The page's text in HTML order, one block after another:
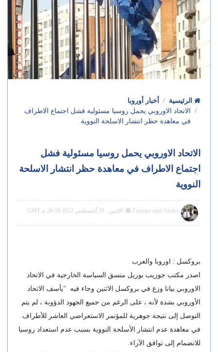
أخبار أوروبا
الاتحاد الاوروبي يحمل روسيا مسئولية فشل اجتماع الاطراف
في معاهدة حظر انتشار الاسلحة النووية
الاتحاد الاوروبي يحمل روسيا مسئولية فشل
اجتماع الاطراف في معاهدة حظر انتشار الاسلحة
النووية
Europe and Arabs الاثنين , 29 أغسطس 2022 20:59 م GMT
بروكسل : اوروبا والعرب
اصدر مكتب جوزيب بوريل منسق السياسة الخارجية في الاتحاد
الاوروبي بيانا وزع في بروكسل الاثنين وجاء فيه "يأسف الاتحاد
الأوروبي بشدة لأنه ، على الرغم من جميع الجهود الدؤوبة ، لم يتم
التوصل إلى نتيجة جوهرية للمؤتمر الاستعراضي العاشر للأطراف
في معاهدة عدم انتشار الأسلحة النووية بسبب عدم استعداد روسيا
للانضمام إلى توافق الآراء.